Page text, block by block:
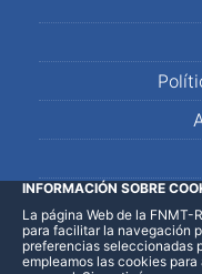
LinkedIn
INFORMACIÓN SOBRE
La página Web de la
para facilitar la navegación
preferencias seleccionadas
empleamos las cookies